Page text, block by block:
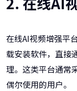
在线AI视频增强平
载安装软件，直接
理。这类平台通常
偶尔使用的用户。